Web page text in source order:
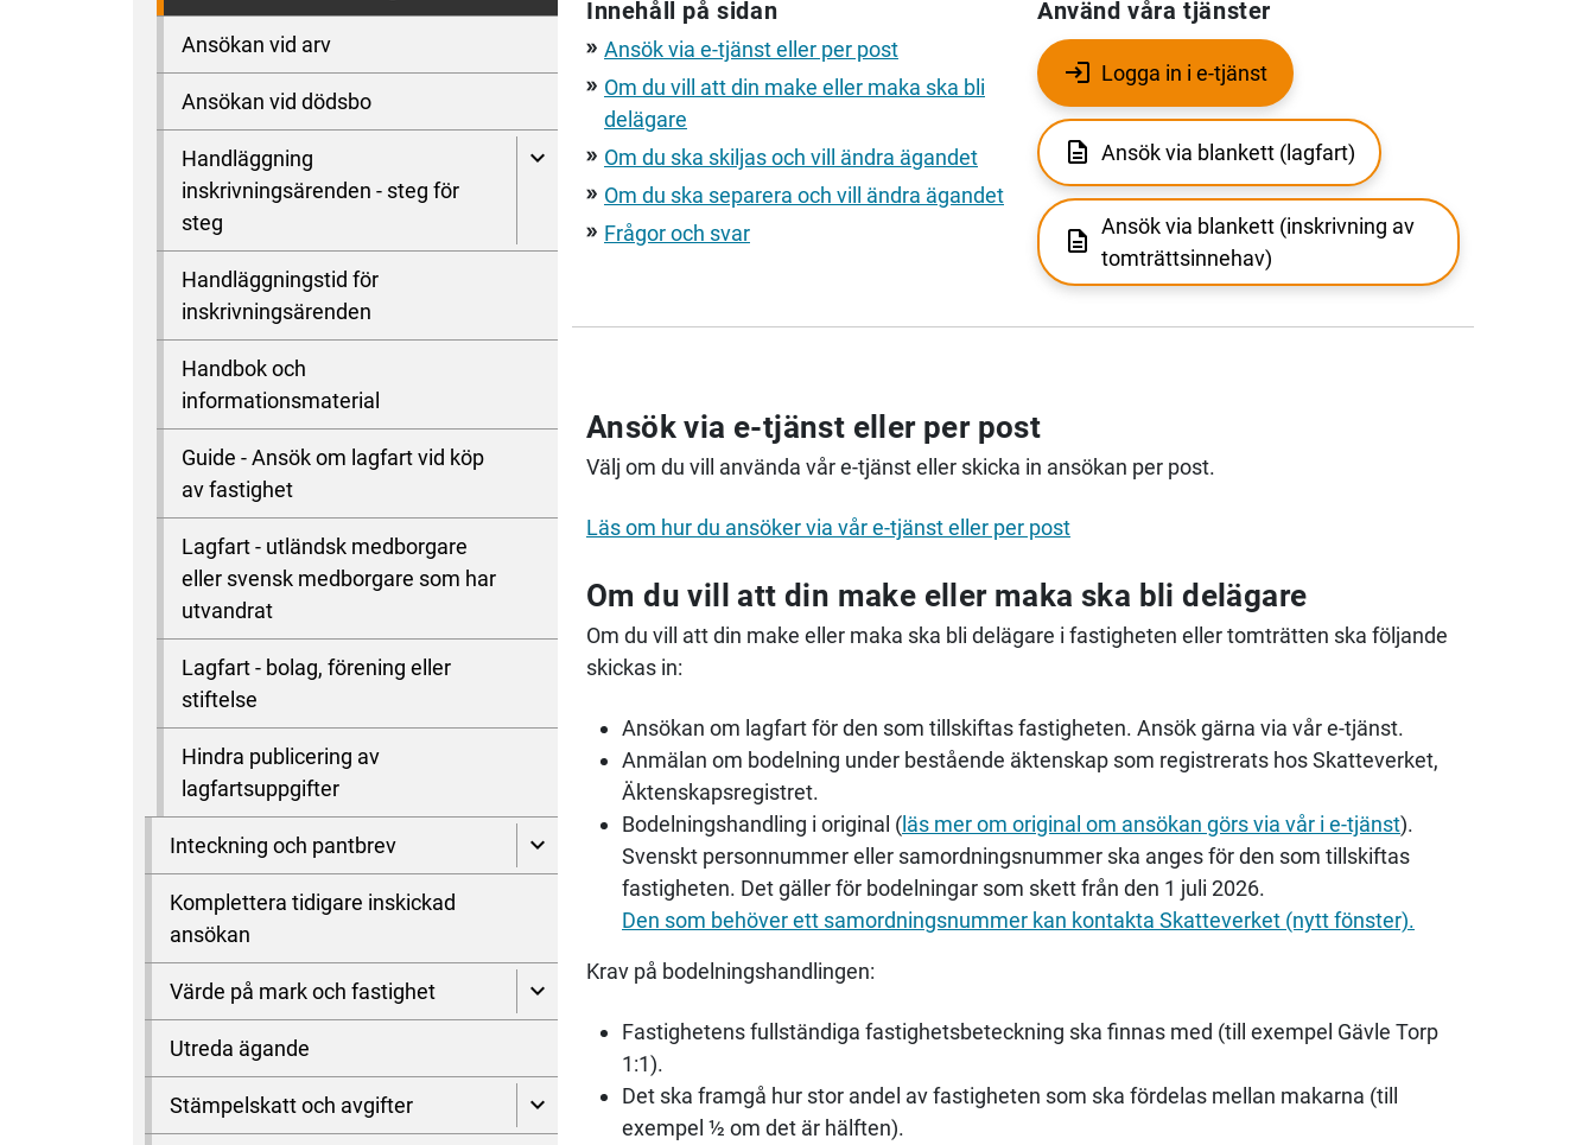
Ansökan vid arv
Ansökan vid dödsbo
Handläggning
inskrivningsärenden - steg för
steg
Handläggningstid för
inskrivningsärenden
Handbok och
informationsmaterial
Guide - Ansök om lagfart vid köp
av fastighet
Lagfart - utländsk medborgare
eller svensk medborgare som har
utvandrat
Lagfart - bolag, förening eller
stiftelse
Hindra publicering av
lagfartsuppgifter
Inteckning och pantbrev
Komplettera tidigare inskickad
ansökan
Värde på mark och fastighet
Utreda ägande
Stämpelskatt och avgifter
Innehåll på sidan
double_arrow Ansök via e-tjänst eller per post
double_arrow Om du vill att din make eller maka ska bli
delägare
double_arrow Om du ska skiljas och vill ändra ägandet
double_arrow Om du ska separera och vill ändra ägandet
double_arrow Frågor och svar
Använd våra tjänster
Logga in i e-tjänst
Ansök via blankett (lagfart)
Ansök via blankett (inskrivning av
tomträttsinnehav)
Ansök via e-tjänst eller per post
Välj om du vill använda vår e-tjänst eller skicka in ansökan per post.
Läs om hur du ansöker via vår e-tjänst eller per post
Om du vill att din make eller maka ska bli delägare
Om du vill att din make eller maka ska bli delägare i fastigheten eller tomträtten ska följande
skickas in:
Ansökan om lagfart för den som tillskiftas fastigheten. Ansök gärna via vår e-tjänst.
Anmälan om bodelning under bestående äktenskap som registrerats hos Skatteverket,
Äktenskapsregistret.
Bodelningshandling i original (läs mer om original om ansökan görs via vår i e-tjänst).
Svenskt personnummer eller samordningsnummer ska anges för den som tillskiftas
fastigheten. Det gäller för bodelningar som skett från den 1 juli 2026.
Den som behöver ett samordningsnummer kan kontakta Skatteverket (nytt fönster).
Krav på bodelningshandlingen:
Fastighetens fullständiga fastighetsbeteckning ska finnas med (till exempel Gävle Torp
1:1).
Det ska framgå hur stor andel av fastigheten som ska fördelas mellan makarna (till
exempel ½ om det är hälften).